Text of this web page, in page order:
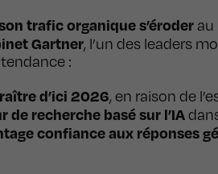
trafic organique s’éroder au
Gartner, l’un des leaders
:
d’ici 2026, en raison de
de recherche basé sur l’IA
confiance aux réponses